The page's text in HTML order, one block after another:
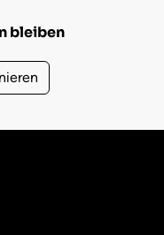
bleiben